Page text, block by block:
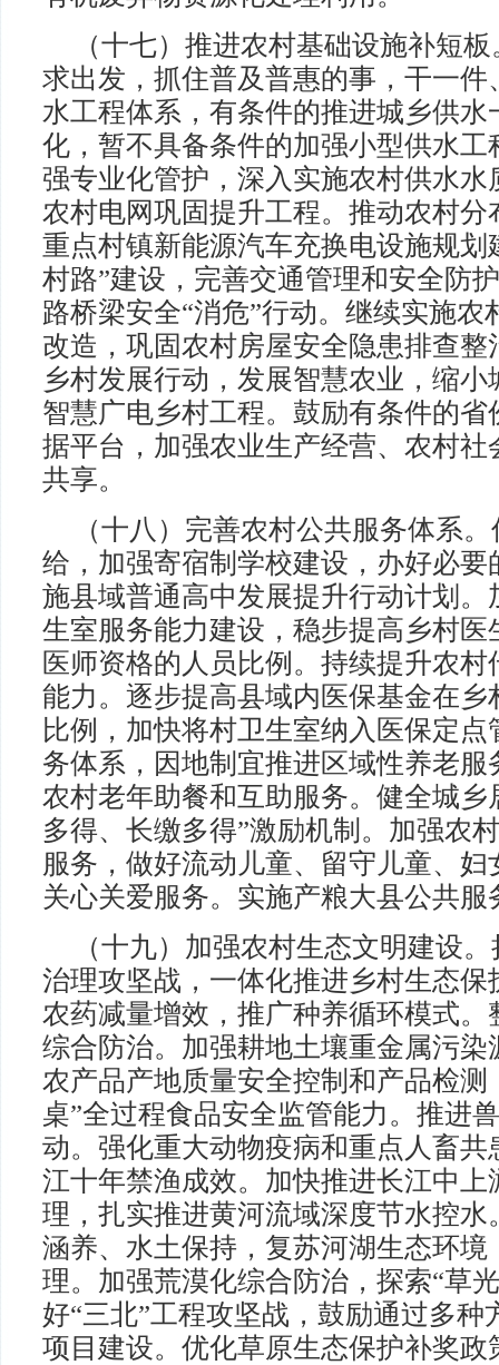
（十七）推进农村基础设施补短
求出发，抓住普及普惠的事，干一
水工程体系，有条件的推进城乡供
化，暂不具备条件的加强小型供水
强专业化管护，深入实施农村供水
农村电网巩固提升工程。推动农村
重点村镇新能源汽车充换电设施规划
村路”建设，完善交通管理和安全防
路桥梁安全“消危”行动。继续实施
改造，巩固农村房屋安全隐患排查
乡村发展行动，发展智慧农业，缩小
智慧广电乡村工程。鼓励有条件的
据平台，加强农业生产经营、农村
共享。
（十八）完善农村公共服务体系
给，加强寄宿制学校建设，办好必
施县域普通高中发展提升行动计划
生室服务能力建设，稳步提高乡村
医师资格的人员比例。持续提升农
能力。逐步提高县域内医保基金在
比例，加快将村卫生室纳入医保定
务体系，因地制宜推进区域性养老
农村老年助餐和互助服务。健全城乡
多得、长缴多得”激励机制。加强农
服务，做好流动儿童、留守儿童、
关心关爱服务。实施产粮大县公共
（十九）加强农村生态文明建设
治理攻坚战，一体化推进乡村生态
农药减量增效，推广种养循环模式
综合防治。加强耕地土壤重金属污
农产品产地质量安全控制和产品检测
桌”全过程食品安全监管能力。推进
动。强化重大动物疫病和重点人畜
江十年禁渔成效。加快推进长江中
理，扎实推进黄河流域深度节水控
涵养、水土保持，复苏河湖生态环
理。加强荒漠化综合防治，探索“草
好“三北”工程攻坚战，鼓励通过多
项目建设。优化草原生态保护补奖